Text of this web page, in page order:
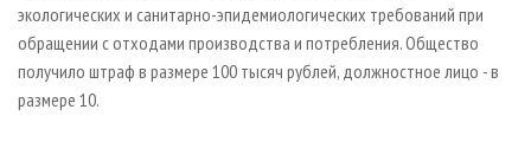
экологических и санитарно-эпидемиологических требований при
обращении с отходами производства и потребления. Общество
получило штраф в размере 100 тысяч рублей, должностное лицо - в
размере 10.